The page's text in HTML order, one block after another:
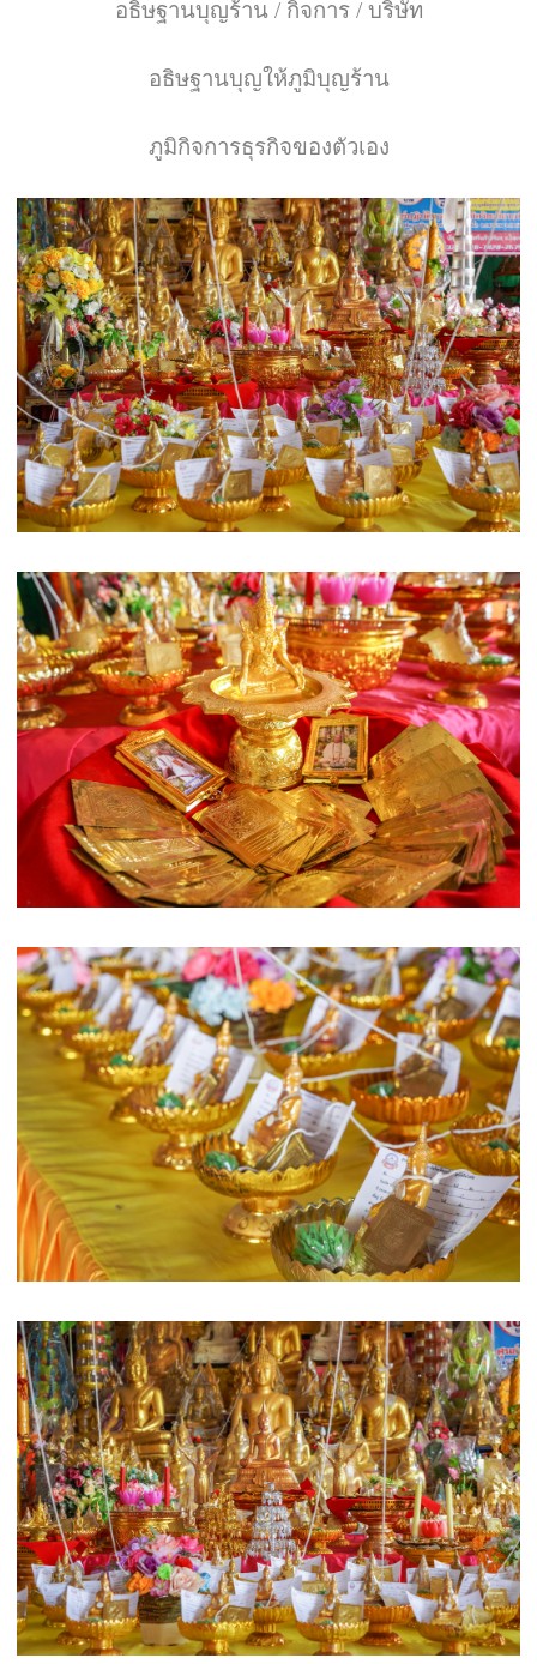
อธิษฐานบุญร้าน / กิจการ / บริษัท
อธิษฐานบุญให้ภูมิบุญร้าน
ภูมิกิจการธุรกิจของตัวเอง